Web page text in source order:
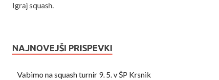
Igraj squash.
NAJNOVEJŠI PRISPEVKI
Vabimo na squash turnir 9. 5. v ŠP Krsnik